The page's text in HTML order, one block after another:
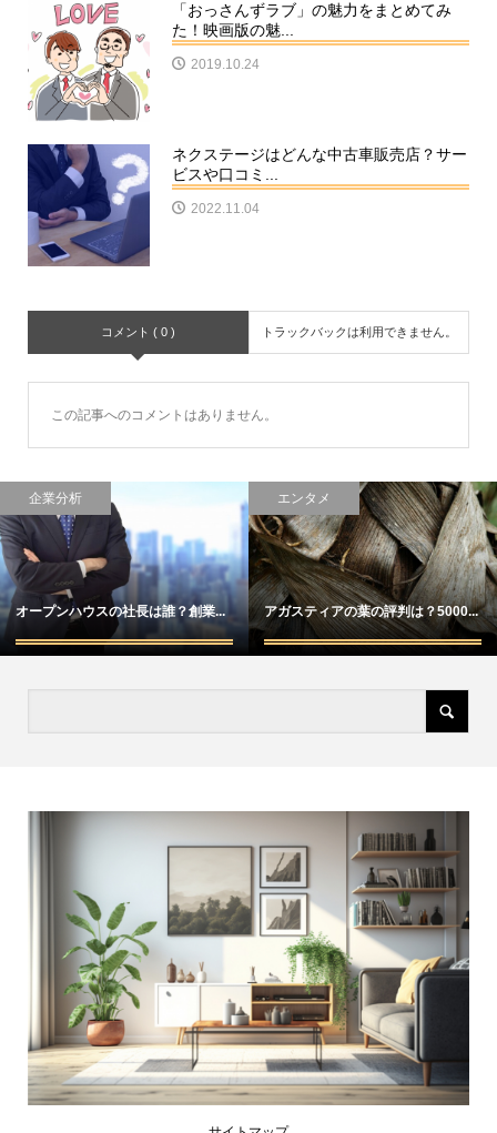
「おっさんずラブ」の魅力をまとめてみ
た！映画版の魅...
2019.10.24
ネクステージはどんな中古車販売店？サー
ビスや口コミ...
2022.11.04
コメント ( 0 ) トラックバックは利用できません。
この記事へのコメントはありません。
企業分析
オープンハウスの社長は誰？創業...
エンタメ
アガスティアの葉の評判は？5000...